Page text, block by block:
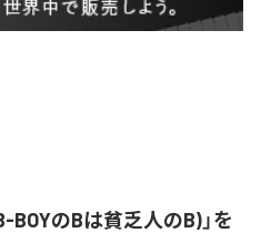
のBは貧乏人のB)」を